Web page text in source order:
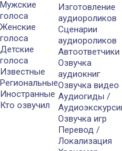
Мужские
голоса
Женские
голоса
Детские
голоса
Известные
Региональные
Иностранные
Кто озвучил
Изготовление
аудиороликов
Сценарии
аудиороликов
Автоответчики
Озвучка
аудиокниг
Озвучка видео
Аудиогиды /
Озвучка игр
Перевод /
Локализация